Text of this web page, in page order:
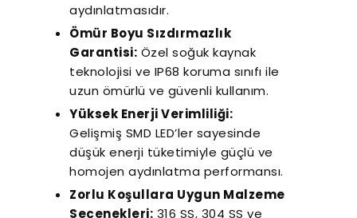
aydınlatmasıdır.
Ömür Boyu Sızdırmazlık
Garantisi: Özel soğuk kaynak
teknolojisi ve IP68 koruma sınıfı ile
uzun ömürlü ve güvenli kullanım.
Yüksek Enerji Verimliliği:
Gelişmiş SMD LED’ler sayesinde
düşük enerji tüketimiyle güçlü ve
homojen aydınlatma performansı.
Zorlu Koşullara Uygun Malzeme
Seçenekleri: 316 SS, 304 SS ve